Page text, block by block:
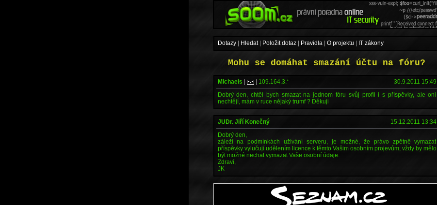
Dotazy Hledat Položit dotaz Pravidla O projektu IT zákony
Mohu se domáhat smazání účtu na fóru?
Michaels | | 109.164.3.*
30.9.2011 15:49
Dobrý den, chtěl bych smazat na jednom fóru svůj profil i s příspěvky, ale oni
nechtějí, mám v ruce nějaký trumf ? Děkuji
JUDr. Jiří Konečný
15.12.2011 13:34
Dobrý den,
záleží na podmínkách užívání serveru, je možné, že právo zpětně vymazat
příspěvky vylučují udělením licence k těmto Vašim osobním projevům; vždy by mělo
být možné nechat vymazat Vaše osobní údaje.
Zdraví,
JK